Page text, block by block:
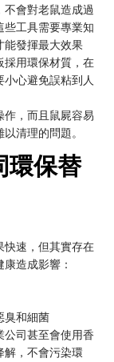
不會對老鼠造成過
工具需要專業知
能發揮最大效果
採用環保材質，在
心避免誤粘到人
，而且鼠屍容易
清理的問題。
環保替
快速，但其實存在
造成影響：
臭和細菌
司甚至會使用香
解，不會污染環